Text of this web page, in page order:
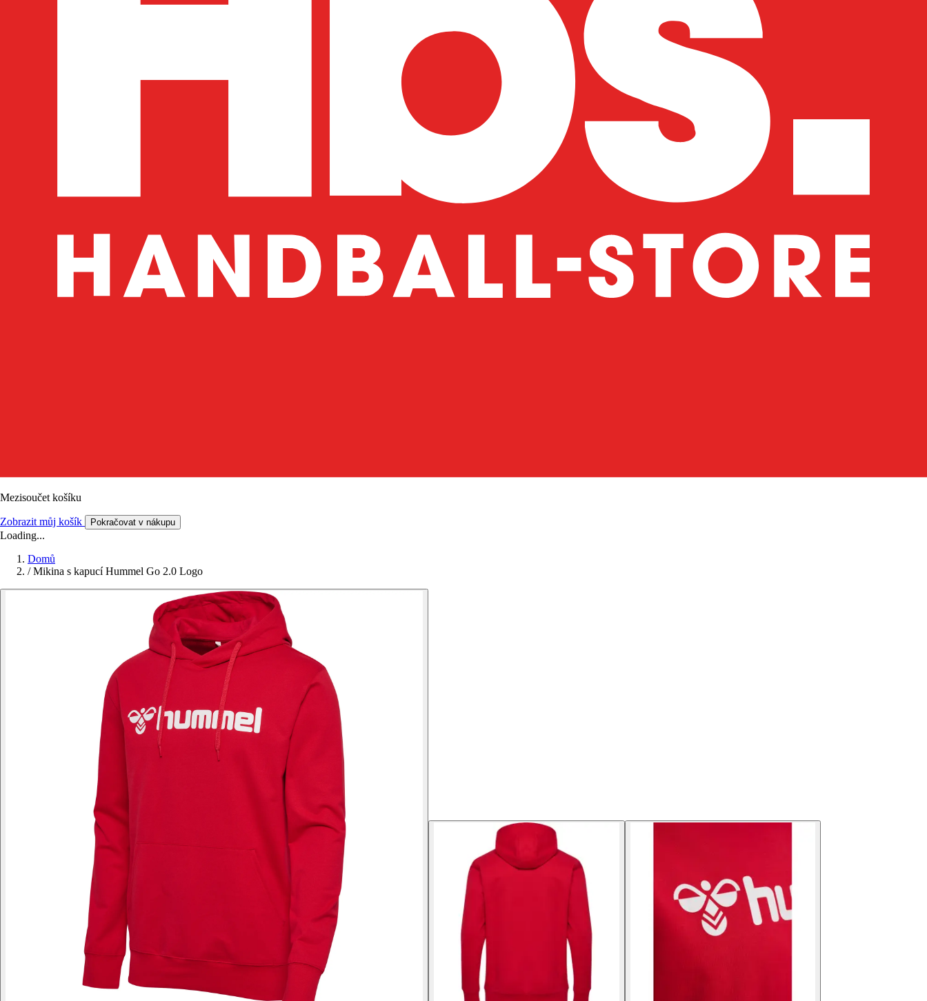
Mezisoučet košíku
Zobrazit můj košík Pokračovat v nákupu
Loading...
Domů
/ Mikina s kapucí Hummel Go 2.0 Logo